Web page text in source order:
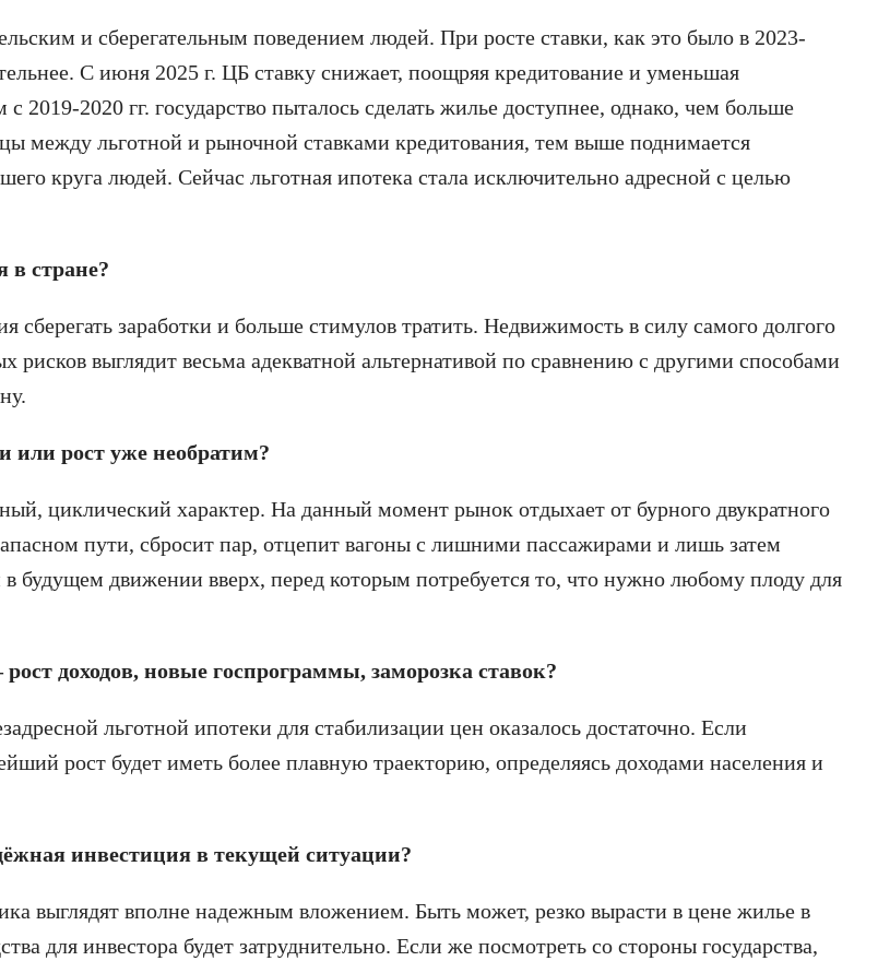
и сберегательным поведением людей. При росте ставки, как это было в 2023-
С июня 2025 г. ЦБ ставку снижает, поощряя кредитование и уменьшая
2019-2020 гг. государство пыталось сделать жилье доступнее, однако, чем больше
между льготной и рыночной ставками кредитования, тем выше поднимается
круга людей. Сейчас льготная ипотека стала исключительно адресной с целью
стране?
заработки и больше стимулов тратить. Недвижимость в силу самого долгого
выглядит весьма адекватной альтернативой по сравнению с другими способами
или рост уже необратим?
циклический характер. На данный момент рынок отдыхает от бурного двукратного
пути, сбросит пар, отцепит вагоны с лишними пассажирами и лишь затем
будущем движении вверх, перед которым потребуется то, что нужно любому плоду для
доходов, новые госпрограммы, заморозка ставок?
льготной ипотеки для стабилизации цен оказалось достаточно. Если
рост будет иметь более плавную траекторию, определяясь доходами населения и
инвестиция в текущей ситуации?
выглядят вполне надежным вложением. Быть может, резко вырасти в цене жилье в
для инвестора будет затруднительно. Если же посмотреть со стороны государства,